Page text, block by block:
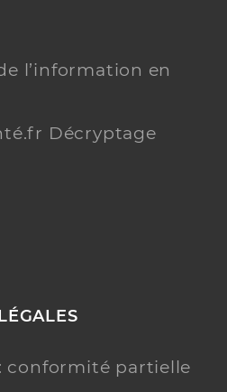
l’information en
Décryptage
conformité partielle